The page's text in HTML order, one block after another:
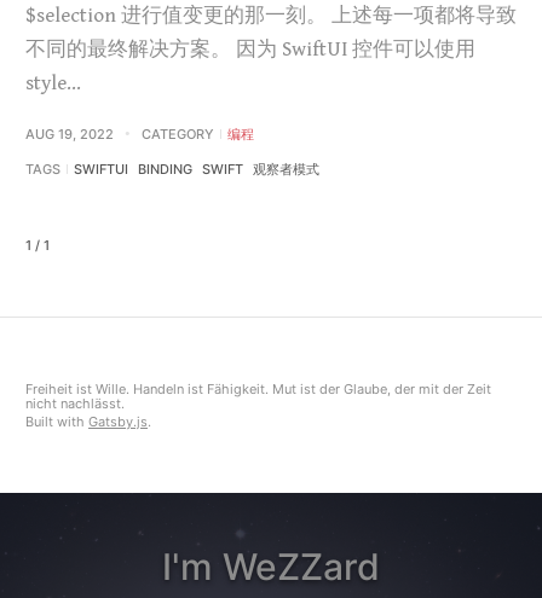
$selection 进行值变更的那一刻。 上述每一项都将导致
不同的最终解决方案。 因为 SwiftUI 控件可以使用
style…
AUG 19, 2022 CATEGORY 编程
TAGS SWIFTUI BINDING SWIFT 观察者模式
1 / 1
Freiheit ist Wille. Handeln ist Fähigkeit. Mut ist der Glaube, der mit der Zeit
nicht nachlässt.
Built with Gatsby.js.
I'm WeZZard